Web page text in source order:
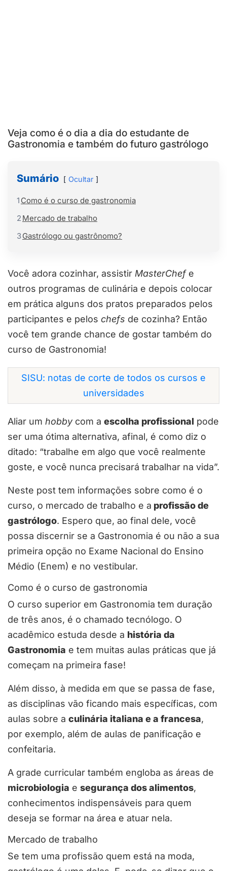
Veja como é o dia a dia do estudante de
Gastronomia e também do futuro gastrólogo
Sumário Ocultar
1 Como é o curso de gastronomia
2 Mercado de trabalho
3Gastrólogo ou gastrônomo?
Você adora cozinhar, assistir MasterChefe
outros programas de culinária e depois colocar
em prática alguns dos pratos preparados pelos
participantes e pelos chefs de cozinha? Então
você tem grande chance de gostar também do
curso de Gastronomia!
SISU: notas de corte de todos os cursos e
universidades
Aliar um hobbycom a escolha profissional pode
ser uma ótima alternativa, afinal, é como diz o
ditado: “trabalhe em algo que você realmente
goste, e você nunca precisará trabalhar na vida”.
Neste post tem informações sobre como é o
curso, o mercado de trabalho e a profissão de
gastrólogo. Espero que, ao final dele, você
possa discernir se a Gastronomia é ou não a sua
primeira opção no Exame Nacional do Ensino
Médio (Enem) e no vestibular.
Como é o curso de gastronomia
O curso superior em Gastronomia tem duração
de três anos, é o chamado tecnólogo. O
acadêmico estuda desde a história da
Gastronomia e tem muitas aulas práticas que já
começam na primeira fase!
Além disso, à medida em que se passa de fase,
as disciplinas vão ficando mais específicas, com
aulas sobre a culinária italiana e a francesa,
por exemplo, além de aulas de panificação e
confeitaria.
A grade curricular também engloba as áreas de
microbiologia e segurança dos alimentos,
conhecimentos indispensáveis para quem
deseja se formar na área e atuar nela.
Mercado de trabalho
Se tem uma profissão quem está na moda,